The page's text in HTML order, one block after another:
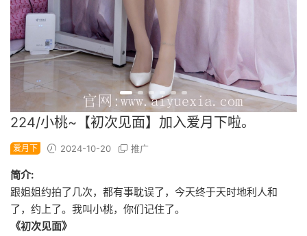
224/小桃~【初次见面】加入爱月下啦。
爱月下 2024-10-20 推广
简介:
跟姐姐约拍了几次，都有事耽误了，今天终于天时地利人和
了，约上了。我叫小桃，你们记住了。
《初次见面》